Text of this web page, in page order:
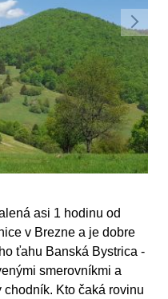
asi 1 hodinu od
v Brezne a je dobre
ťahu Banská Bystrica -
smerovníkmi a
Kto čaká rovinu